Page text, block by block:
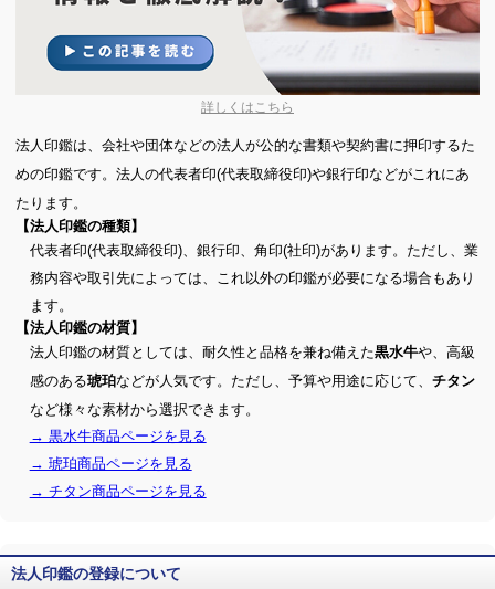
詳しくはこちら
法人印鑑は、会社や団体などの法人が公的な書類や契約書に押印するた
めの印鑑です。法人の代表者印(代表取締役印)や銀行印などがこれにあ
たります。
【法人印鑑の種類】
代表者印(代表取締役印)、銀行印、角印(社印)があります。ただし、業
務内容や取引先によっては、これ以外の印鑑が必要になる場合もあり
ます。
【法人印鑑の材質】
法人印鑑の材質としては、耐久性と品格を兼ね備えた黒水牛や、高級
感のある琥珀などが人気です。ただし、予算や用途に応じて、 チタン
など様々な素材から選択できます。
→ 黒水牛商品ページを見る
→ 琥珀商品ページを見る
→ チタン商品ページを見る
法人印鑑の登録について